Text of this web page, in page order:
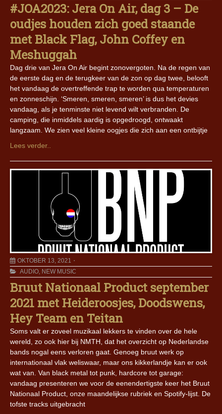
#JOA2023: Jera On Air, dag 3 – De
oudjes houden zich goed staande
met Black Flag, John Coffey en
Meshuggah
Dag drie van Jera On Air begint zonovergoten. Na de regen van
de eerste dag en de terugkeer van de zon op dag twee, belooft
het vandaag de overtreffende trap te worden qua temperaturen
en zonneschijn. ‘Smeren, smeren, smeren’ is dus het devies
vandaag, als je tenminste niet levend wilt verbranden. De
camping, die inmiddels aardig is opgedroogd, ontwaakt
langzaam. We zien veel kleine oogjes die zich aan een ontbijtje
Lees verder..
OKTOBER 13, 2021
AUDIO, NEW MUSIC
Bruut Nationaal Product september
2021 met Heideroosjes, Doodswens,
Hey Team en Teitan
Soms valt er zoveel muzikaal lekkers te vinden over de hele
wereld, zo ook hier bij NMTH, dat het overzicht op Nederlandse
bands nogal eens verloren gaat. Genoeg bruut werk op
internationaal vlak weliswaar, maar ons kikkerlandje kan er ook
wat van. Van black metal tot punk, hardcore tot garage:
vandaag presenteren we voor de eenendertigste keer het Bruut
Nationaal Product, onze maandelijkse rubriek en Spotify-lijst. De
tofste tracks uitgebracht